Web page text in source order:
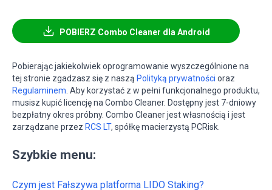
POBIERZ Combo Cleaner dla Android
Pobierając jakiekolwiek oprogramowanie wyszczególnione na
tej stronie zgadzasz się z naszą Polityką prywatności oraz
Regulaminem. Aby korzystać z w pełni funkcjonalnego produktu,
musisz kupić licencję na Combo Cleaner. Dostępny jest 7-dniowy
bezpłatny okres próbny. Combo Cleaner jest własnością i jest
zarządzane przez RCS LT, spółkę macierzystą PCRisk.
Szybkie menu:
Czym jest Fałszywa platforma LIDO Staking?